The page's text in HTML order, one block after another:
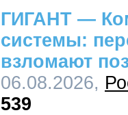
ГИГАНТ —
системы:
взломают
06.08.2026,
539